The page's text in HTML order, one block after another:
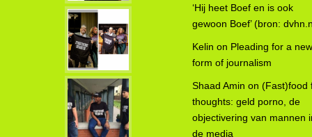
‘Hij heet Boef en is ook
gewoon Boef’ (bron:
Kelin on Pleading for a new
form of journalism
Shaad Amin on (Fast)food
thoughts: geld porno, de
objectivering van mannen
de media